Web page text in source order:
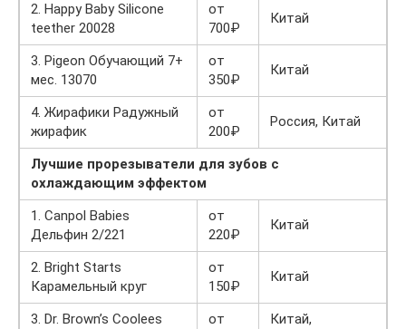
2. Happy Baby Silicone
teether 20028
от
700₽
Китай
3. Pigeon Обучающий 7+
мес. 13070
от
350₽
Китай
4. Жирафики Радужный
жирафик
от
200₽
Россия, Китай
Лучшие прорезыватели для зубов с
охлаждающим эффектом
1. Canpol Babies
Дельфин 2/221
от
220₽
Китай
2. Bright Starts
Карамельный круг
от
150₽
Китай
3. Dr. Brown’s Coolees
от
Китай,